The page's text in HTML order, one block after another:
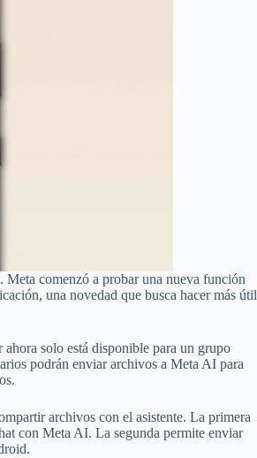
comenzó a probar una nueva función
una novedad que busca hacer más útil
solo está disponible para un grupo
podrán enviar archivos a Meta AI para
archivos con el asistente. La primera
con Meta AI. La segunda permite enviar